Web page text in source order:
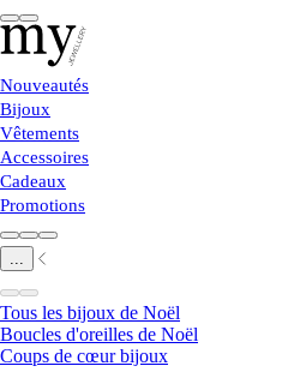
Nouveautés
Bijoux
Vêtements
Accessoires
Cadeaux
Promotions
...
Tous les bijoux de Noël
Boucles d'oreilles de Noël
Coups de cœur bijoux